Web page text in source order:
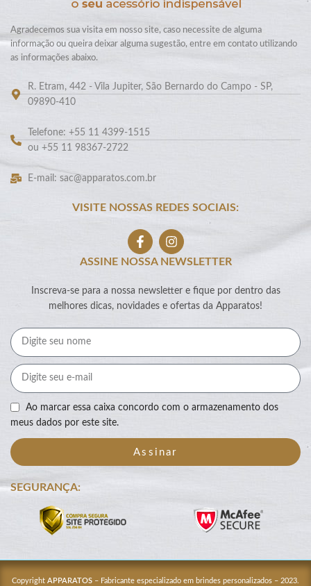
Agradecemos sua visita em nosso site, caso necessite de alguma
informação ou queira deixar alguma sugestão, entre em contato utilizando
as informações abaixo.
R. Etram, 442 - Vila Jupiter, São Bernardo do Campo - SP,
09890-410
Telefone: +55 11 4399-1515
ou +55 11 98367-2722
E-mail: sac@apparatos.com.br
VISITE NOSSAS REDES SOCIAIS:
ASSINE NOSSA NEWSLETTER
Inscreva-se para a nossa newsletter e fique por dentro das
melhores dicas, novidades e ofertas da Apparatos!
Ao marcar essa caixa concordo com o armazenamento dos
meus dados por este site.
Assinar
SEGURANÇA:
Copyright APPARATOS – Fabricante especializado em brindes personalizados – 2023.